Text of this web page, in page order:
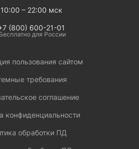
10:00 – 22:00 мск
(800) 600-21-01
Бесплатно для России
пользования сайтом
требования
соглашение
конфиденциальности
обработки ПД